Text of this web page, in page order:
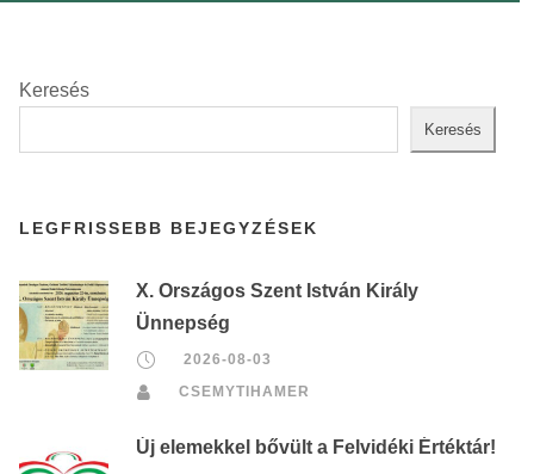
Keresés
Keresés
LEGFRISSEBB BEJEGYZÉSEK
X. Országos Szent István Király
Ünnepség
2026-08-03
CSEMYTIHAMER
Új elemekkel bővült a Felvidéki Értéktár!